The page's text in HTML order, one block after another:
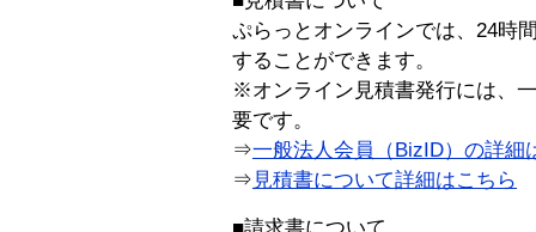
ぷらっとオンラインでは、24時
することができます。
※オンライン見積書発行には、
要です。
⇒一般法人会員（BizID）の詳細
⇒ 見積書について詳細はこちら